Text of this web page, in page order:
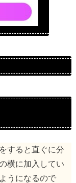
すると直ぐに分
横に加入してい
うになるので